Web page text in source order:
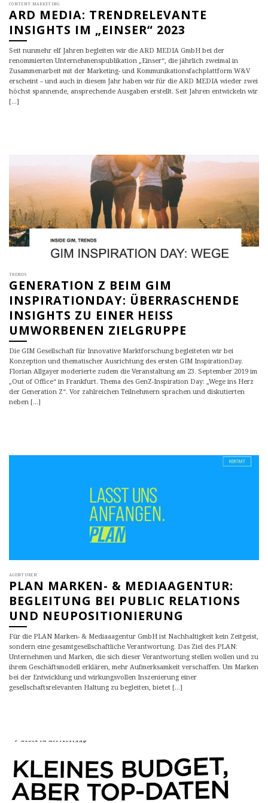
CONTENT MARKETING
ARD MEDIA: TRENDRELEVANTE
INSIGHTS IM „EINSER“ 2023
Seit nunmehr elf Jahren begleiten wir die ARD MEDIA GmbH bei der
renommierten Unternehmenspublikation „Einser“, die jährlich zweimal in
Zusammenarbeit mit der Marketing- und Kommunikationsfachplattform W&V
erscheint – und auch in diesem Jahr haben wir für die ARD MEDIA wieder zwei
höchst spannende, ansprechende Ausgaben erstellt. Seit Jahren entwickeln wir
[...]
TRENDS
GENERATION Z BEIM GIM
INSPIRATIONDAY: ÜBERRASCHENDE
INSIGHTS ZU EINER HEISS U
MWORBENEN ZIELGRUPPE
Die GIM Gesellschaft für Innovative Marktforschung begleiteten wir bei
Konzeption und thematischer Ausrichtung des ersten GIM InspirationDay.
Florian Allgayer moderierte zudem die Veranstaltung am 23. September 2019 im
„Out of Office“ in Frankfurt. Thema des GenZ-Inspiration Day: „Wege ins Herz
der Generation Z“. Vor zahlreichen Teilnehmern sprachen und diskutierten
neben [...]
AGENTUREN
PLAN MARKEN- & MEDIAAGENTUR:
BEGLEITUNG BEI PUBLIC RELATIONS
UND NEUPOSITIONIERUNG
Für die PLAN Marken- & Mediaaagentur GmbH ist Nachhaltigkeit kein Zeitgeist,
sondern eine gesamtgesellschaftliche Verantwortung. Das Ziel des PLAN:
Unternehmen und Marken, die sich dieser Verantwortung stellen wollen und zu
ihrem Geschäftsmodell erklären, mehr Aufmerksamkeit verschaffen. Um Marken
bei der Entwicklung und wirkungsvollen Inszenierung einer
gesellschaftsrelevanten Haltung zu begleiten, bietet [...]